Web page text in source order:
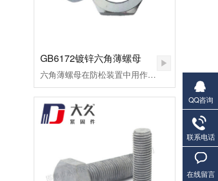
GB6172镀锌六角薄螺母
六角薄螺母在防松装置中用作副螺母，起锁紧作用，或用于螺纹连接副主要承受剪切力的地方。
QQ咨询
联系电话
在线留言